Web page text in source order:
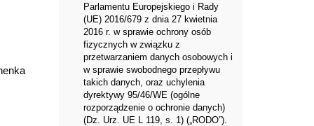
Parlamentu Europejskiego i Rady
(UE) 2016/679 z dnia 27 kwietnia
2016 r. w sprawie ochrony osób
fizycznych w związku z
przetwarzaniem danych osobowych i
w sprawie swobodnego przepływu
takich danych, oraz uchylenia
dyrektywy 95/46/WE (ogólne
rozporządzenie o ochronie danych)
(Dz. Urz. UE L 119, s. 1) („RODO”).